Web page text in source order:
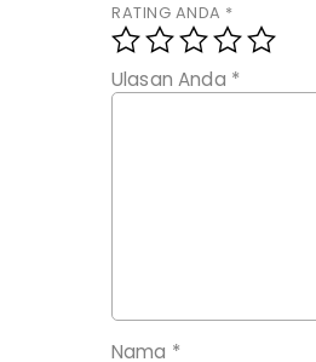
RATING ANDA *
Ulasan Anda *
Nama *